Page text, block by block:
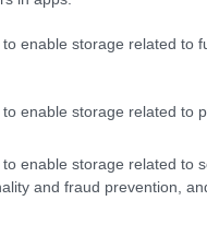
enable storage related to
enable storage related to
enable storage related to
and fraud prevention,
|07.05.2019